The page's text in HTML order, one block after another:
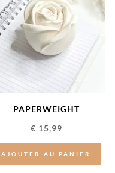
PAPERWEIGHT
€ 15,99
AJOUTER AU PANIER